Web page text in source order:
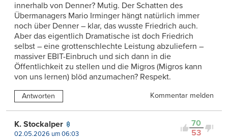
innerhalb von Denner? Mutig. Der Schatten des
Übermanagers Mario Irminger hängt natürlich immer
noch über Denner – klar, das wusste Friedrich auch.
Aber das eigentlich Dramatische ist doch Friedrich
selbst – eine grottenschlechte Leistung abzuliefern –
massiver EBIT-Einbruch und sich dann in die
Öffentlichkeit zu stellen und die Migros (Migros kann
von uns lernen) blöd anzumachen? Respekt.
Antworten Kommentar melden
70
53
K. Stockalper
02.05.2026 um 06:03